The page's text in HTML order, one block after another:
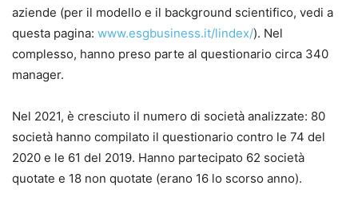
aziende (per il modello e il background scientifico, vedi a
questa pagina: www.esgbusiness.it/lindex/). Nel
complesso, hanno preso parte al questionario circa 340
manager.
Nel 2021, è cresciuto il numero di società analizzate: 80
società hanno compilato il questionario contro le 74 del
2020 e le 61 del 2019. Hanno partecipato 62 società
quotate e 18 non quotate (erano 16 lo scorso anno).